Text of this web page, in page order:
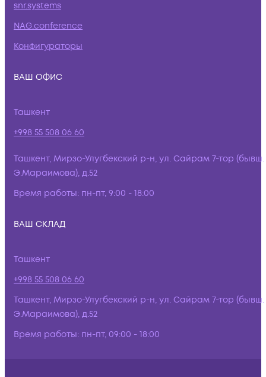
snr.systems
NAG.conference
Конфигураторы
ВАШ ОФИС
Ташкент
+998 55 508 06 60
Ташкент, Мирзо-Улугбекский р-н, ул. Сайрам 7-тор (бывш.
Э.Мараимова), д.52
Время работы: пн-пт, 9:00 - 18:00
ВАШ СКЛАД
Ташкент
+998 55 508 06 60
Ташкент, Мирзо-Улугбекский р-н, ул. Сайрам 7-тор (бывш.
Э.Мараимова), д.52
Время работы: пн-пт, 09:00 - 18:00